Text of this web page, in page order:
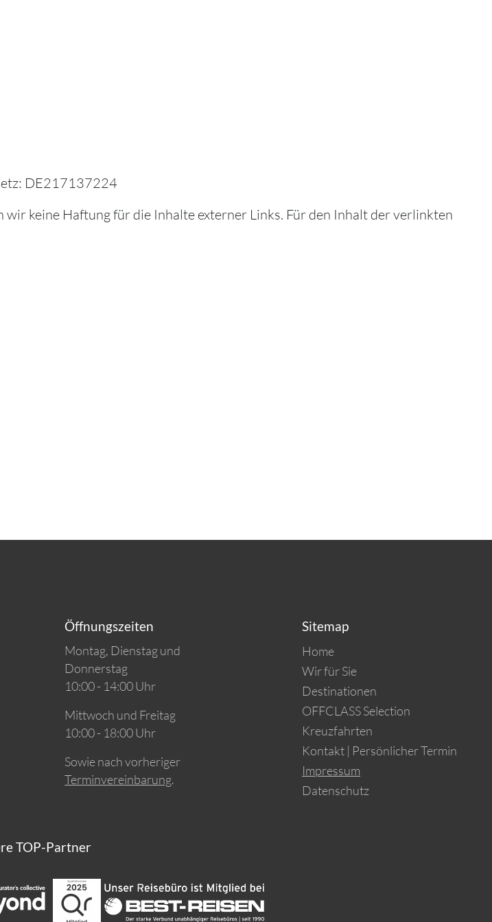
DE217137224
keine Haftung für die Inhalte externer Links. Für den Inhalt der verlinkten
Öffnungszeiten
Montag, Dienstag und
Donnerstag
10:00 - 14:00 Uhr
Mittwoch und Freitag
10:00 - 18:00 Uhr
Sowie nach vorheriger
Terminvereinbarung.
Sitemap
Home
Wir für Sie
Destinationen
OFFCLASS Selection
Kreuzfahrten
Kontakt | Persönlicher Termin
Impressum
Datenschutz
TOP-Partner